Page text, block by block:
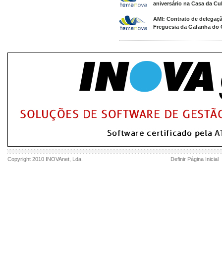
aniversário na Casa da
AMI: Contrato de
Freguesia da Gafanha
Copyright 2010 INOVAnet , Lda. Definir Página Inicial